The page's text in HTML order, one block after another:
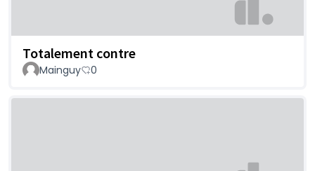
Totalement contre
Mainguy 0